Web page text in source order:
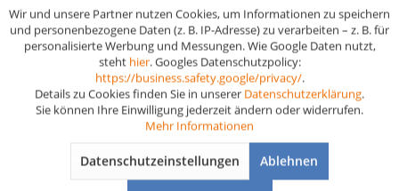
Merken
Artikel-Nr.:
189
9783961592562
Vorteile
Kostenloser Versand ab € 35,- Bestellwert
Schnelle Lieferung
Funktionale Aktiv
Aktiv
Wir und unsere Partner nutzen Cookies, um Informationen zu speichern
und personenbezogene Daten (z. B. IP-Adresse) zu verarbeiten – z. B. für
personalisierte Werbung und Messungen. Wie Google Daten nutzt,
steht hier. Googles Datenschutzpolicy:
https://business.safety.google/privacy/.
Details zu Cookies finden Sie in unserer Datenschutzerklärung.
Sie können Ihre Einwilligung jederzeit ändern oder widerrufen.
Mehr Informationen
Datenschutzeinstellungen Ablehnen